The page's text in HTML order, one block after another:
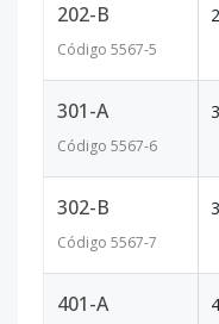
202-B
Código 5567-5
2
301-A
Código 5567-6
3
302-B
Código 5567-7
3
401-A 4